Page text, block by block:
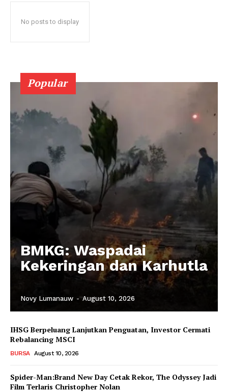
No posts to display
Popular
BMKG: Waspadai
Kekeringan dan Karhutla
Novy Lumanauw - August 10, 2026
IHSG Berpeluang Lanjutkan Penguatan, Investor Cermati
Rebalancing MSCI
BURSA August 10, 2026
Spider-Man:Brand New Day Cetak Rekor, The Odyssey Jadi
Film Terlaris Christopher Nolan